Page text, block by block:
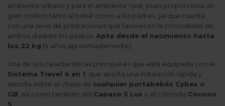
ambiente urbano y para el ambiente rural, pues proporciona un
gran confort tanto al bebé como a los padres, ya que cuenta
con una serie de prestaciones que favorecen la comodidad de
ambos durante los paseos. Apta desde el nacimiento hasta
los 22 kg (4 años aproximadamente).
Una de sus características principal es que está equipada con el
Sistema Travel 4 en 1 , que aporta una instalación rápida y
sencilla sobre el chasis de cualquier portabebés Cybex o
GB , así como también del Capazo S Lux o el cómodo Cocoon
S